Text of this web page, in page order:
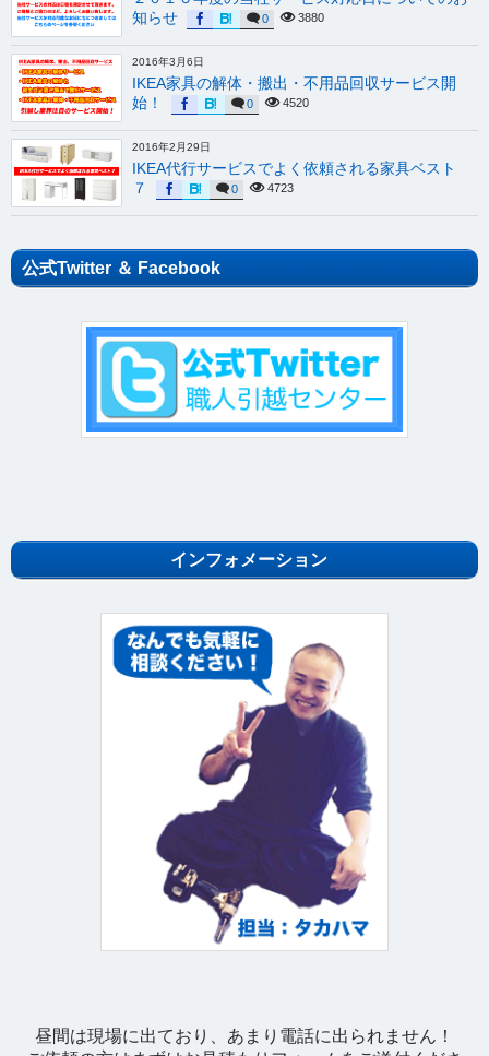
知らせ
0 3880
2016年3月6日
IKEA家具の解体・搬出・不用品回収サービス開
始！
0 4520
2016年2月29日
IKEA代行サービスでよく依頼される家具ベスト
７
0 4723
公式Twitter ＆ Facebook
インフォメーション
昼間は現場に出ており、あまり電話に出られません！